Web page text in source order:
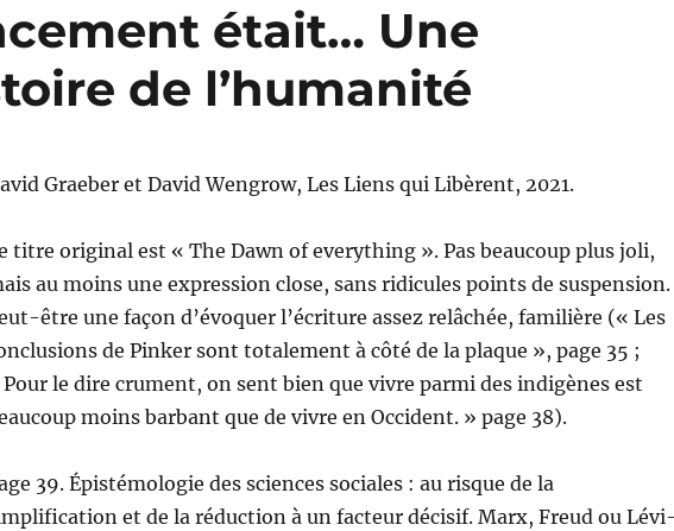
était… Une
de l’humanité
Graeber et David Wengrow, Les Liens qui Libèrent, 2021.
titre original est « The Dawn of everything ». Pas beaucoup plus joli,
au moins une expression close, sans ridicules points de suspension.
être une façon d’évoquer l’écriture assez relâchée, familière (« Les
de Pinker sont totalement à côté de la plaque », page 35 ;
Pour le dire crument, on sent bien que vivre parmi des indigènes est
moins barbant que de vivre en Occident. » page 38).
39. Épistémologie des sciences sociales : au risque de la
et de la réduction à un facteur décisif. Marx, Freud ou